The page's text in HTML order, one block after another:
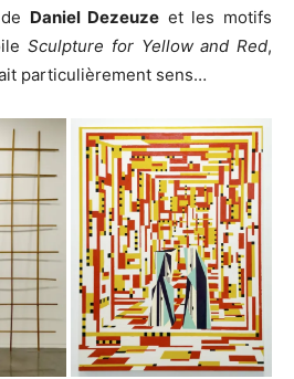
Daniel Dezeuze et les motifs
Sculpture for Yellow and Red,
particulièrement sens…